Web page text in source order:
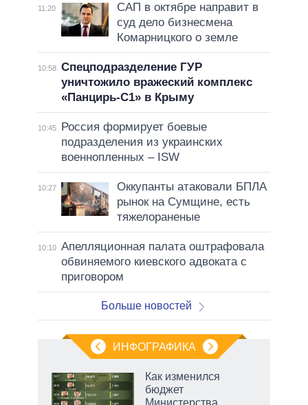
11:20
САП в октябре направит в
суд дело бизнесмена
Комарницкого о земле
10:58 Спецподразделение ГУР
уничтожило вражеский комплекс
«Панцирь-С1» в Крыму
10:45
Россия формирует боевые
подразделения из украинских
военнопленных – ISW
10:27
Оккупанты атаковали БПЛА
рынок на Сумщине, есть
тяжелораненые
10:10 Апелляционная палата оштрафовала
обвиняемого киевского адвоката с
приговором
Больше новостей
ИНФОГРАФИКА
Как изменился
бюджет